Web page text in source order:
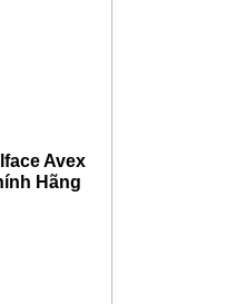
Avex
Hãng